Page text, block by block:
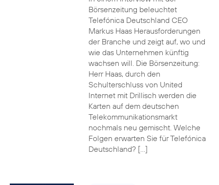
Börsenzeitung beleuchtet
Telefónica Deutschland CEO
Markus Haas Herausforderungen
der Branche und zeigt auf, wo und
wie das Unternehmen künftig
wachsen will. Die Börsenzeitung:
Herr Haas, durch den
Schulterschluss von United
Internet mit Drillisch werden die
Karten auf dem deutschen
Telekommunikationsmarkt
nochmals neu gemischt. Welche
Folgen erwarten Sie für Telefónica
Deutschland? […]